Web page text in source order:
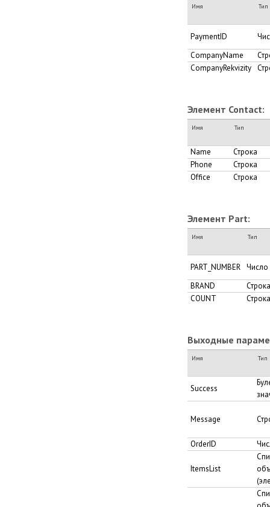
Имя Тип
PaymentID
CompanyName
CompanyRekvizity
Элемент Contact:
Имя Тип
Name
Строка
Phone
Строка
Office
Строка
Элемент Part:
Имя Тип
PART_NUMBER Число
BRAND
Строка
COUNT
Строка
Выходные
Имя Тип
Success
Message
OrderID
ItemsList